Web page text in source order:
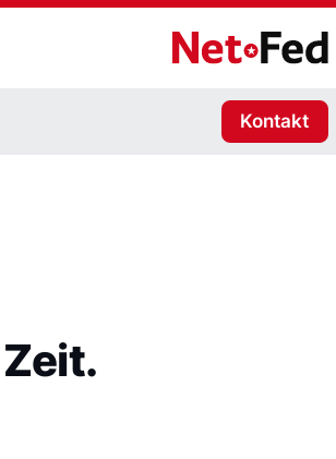
NetFederation GmbH
Kontakt